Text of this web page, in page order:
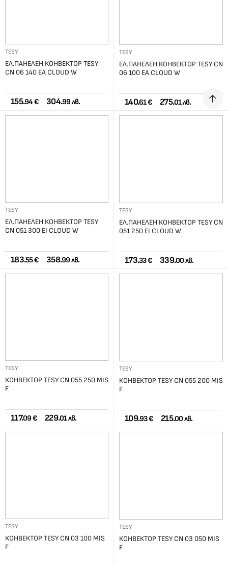
TESY
ЕЛ.ПАНЕЛЕН КОНВЕКТОР TESY
CN 06 140 EA CLOUD W
155.94 € 304.99 лв.
TESY
ЕЛ.ПАНЕЛЕН КОНВЕКТОР TESY CN
06 100 EA CLOUD W
140.61 € 275.01 лв.
TESY
ЕЛ.ПАНЕЛЕН КОНВЕКТОР TESY
CN 051 300 EI CLOUD W
183.55 € 358.99 лв.
TESY
ЕЛ.ПАНЕЛЕН КОНВЕКТОР TESY CN
051 250 EI CLOUD W
173.33 € 339.00 лв.
TESY
КОНВЕКТОР TESY CN 055 250 MIS
F
117.09 € 229.01 лв.
TESY
КОНВЕКТОР TESY CN 055 200 MIS
F
109.93 € 215.00 лв.
TESY
КОНВЕКТОР TESY CN 03 100 MIS
F
TESY
КОНВЕКТОР TESY CN 03 050 MIS
F